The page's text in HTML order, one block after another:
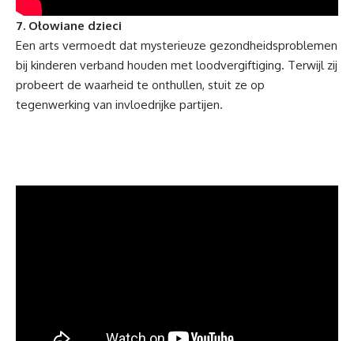
7. Ołowiane dzieci
Een arts vermoedt dat mysterieuze gezondheidsproblemen
bij kinderen verband houden met loodvergiftiging. Terwijl zij
probeert de waarheid te onthullen, stuit ze op
tegenwerking van invloedrijke partijen.